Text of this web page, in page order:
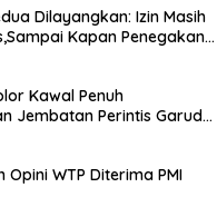
Dilayangkan: Izin Masih
Kapan Penegakan
Kawal Penuh
Jembatan Perintis Garuda
Opini WTP Diterima PMI